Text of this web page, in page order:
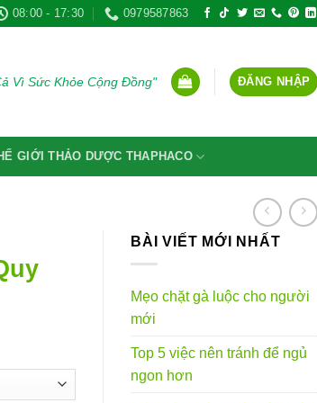
08:00 - 17:30 0979587863
Vì Sức Khỏe Cộng Đồng" ĐĂNG NHẬP
GIỚI THẢO DƯỢC THAPHACO
BÀI VIẾT MỚI NHẤT
Mẹo chặt gà luộc cho người
mới
Top 5 việc nên tránh để ngủ
ngon hơn